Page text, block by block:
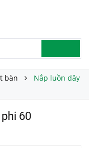
bàn
Nắp luồn dây
60